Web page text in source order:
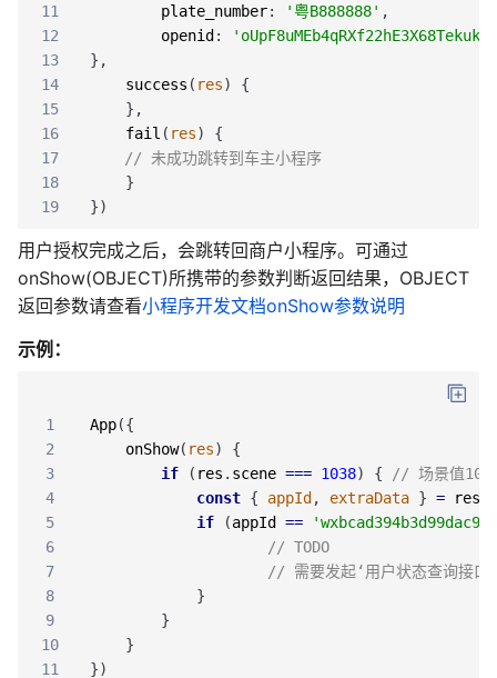
11
plate_number: '粤B888888' ,
12
openid :
'oUpF8uMEb4qRXf22hE3X68TekukE'
13
} ,
14
success ( res)
{
15
} ,
16
fail ( res)
{
17
// 未成功跳转到车主小程序
18
}
19
})
用户授权完成之后，会跳转回商户小程序。可通过
onShow(OBJECT)所携带的参数判断返回结果，OBJECT
返回参数请查看小程序开发文档onShow参数说明
示例：
1 App({
2
onShow( res)
{
3
if ( res . scene === 1038) {
// 场景值
4
const { appId , extraData } = res
5
if (appId == 'wxbcad394b3d99dac9'
6
// TODO
7
// 需要发起‘用户状态查询接口
8
}
9
}
10
}
11
})